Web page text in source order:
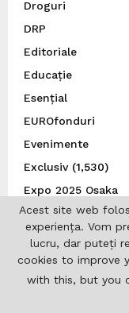
Droguri
DRP
Editoriale
Educație
Esențial
EUROfonduri
Evenimente
Exclusiv(1,530)
Expo 2025 Osaka
Expoziție
Externe
FADERE
Federația Felină
Acest site web
experiența. Vom
lucru, dar puteți
cookies to improve
with this, but you